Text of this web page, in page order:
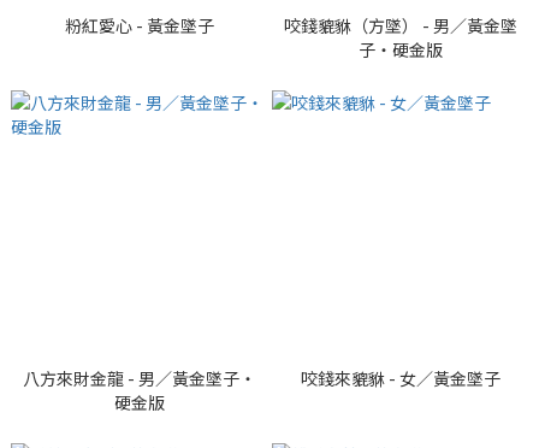
粉紅愛心 - 黃金墜子
咬錢貔貅（方墜） - 男／黃金墜
子・硬金版
八方來財金龍 - 男／黃金墜子・
硬金版
咬錢來貔貅 - 女／黃金墜子